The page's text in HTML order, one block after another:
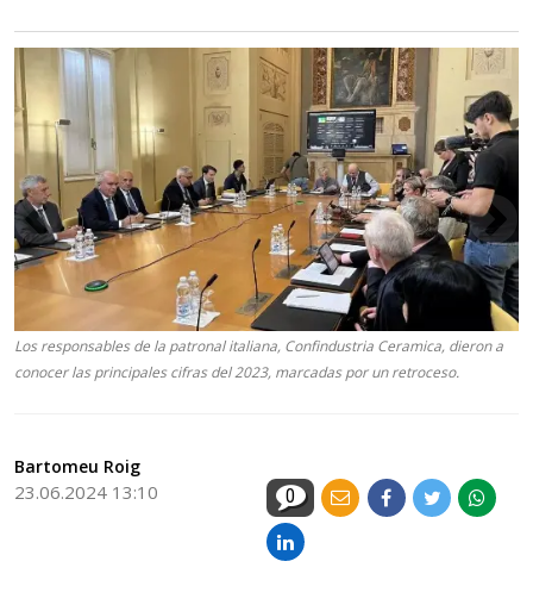
Los responsables de la patronal italiana, Confindustria Ceramica, dieron a
conocer las principales cifras del 2023, marcadas por un retroceso.
Bartomeu Roig
23.06.2024 13:10 0